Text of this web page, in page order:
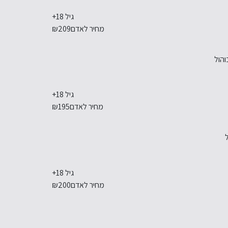
גיל 18+
מחיר לאדם₪209
גיל 18+
מחיר לאדם₪195
גיל 18+
מחיר לאדם₪200